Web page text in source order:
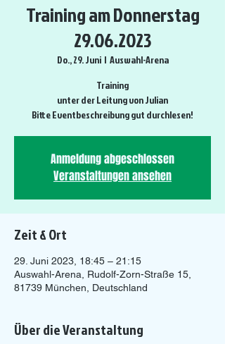
Training am Donnerstag
29.06.2023
Do., 29. Juni
  |
Auswahl-Arena
Training
unter der Leitung von Julian
Bitte Eventbeschreibung gut durchlesen!
Anmeldung abgeschlossen
Veranstaltungen ansehen
Zeit & Ort
29. Juni 2023, 18:45 – 21:15
Auswahl-Arena, Rudolf-Zorn-Straße 15,
81739 München, Deutschland
Über die Veranstaltung